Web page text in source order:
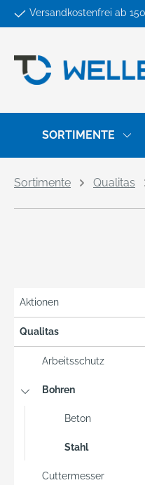
Zur
Versandkostenfrei ab
SORTIMENTE
Sortimente Qualitas
Aktionen
Qualitas
Arbeitsschutz
Bohren
Beton
Stahl
Cuttermesser